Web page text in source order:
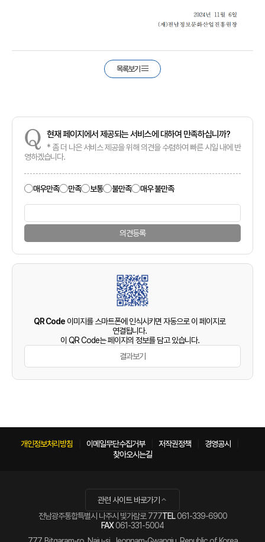
목록보기
Q 현재 페이지에서 제공되는 서비스에 대하여 만족하십니까?
* 좀 더 나은 서비스 제공을 위해 의견을 수렴하여 빠른 시일 내에 반
영하겠습니다.
매우만족 만족 보통 불만족 매우 불만족
의견등록
QR Code 이미지를 스마트폰에 인식시키면 자동으로 이 페이지로
연결됩니다.
이 QR Code는 페이지의 정보를 담고 있습니다.
결과보기
개인정보처리방침 이메일무단수집거부 저작권정책
경영공시
찾아오시는길
전남광주통합특별시 나주시 빛가람로 777TEL061-339-6900
FAX061-331-5004
관련 사이트 바로가기